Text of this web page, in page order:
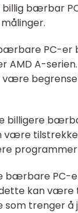
bærbar
PC-
AMD A-
billigere
være
bærbare PC-
kan
trenger å